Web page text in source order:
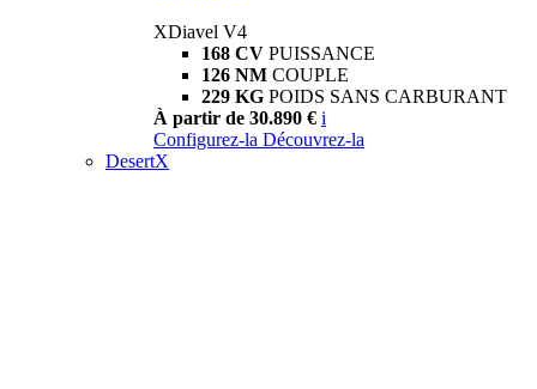
XDiavel V4
168 CV PUISSANCE
126 NM COUPLE
229 KG POIDS SANS CARBURANT
À partir de 30.890 € i
Configurez-la Découvrez-la
DesertX